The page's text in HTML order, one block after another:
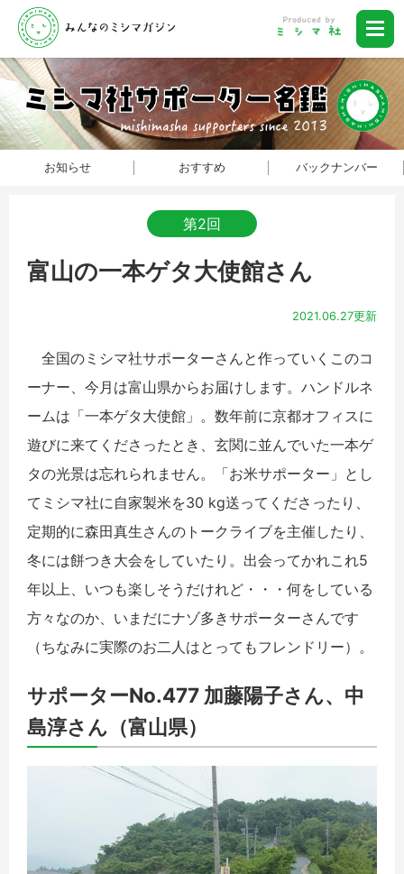
お知らせ おすすめ バックナンバー
第2回
富山の一本ゲタ大使館さん
2021.06.27更新
全国のミシマ社サポーターさんと作っていくこのコ
ーナー、今月は富山県からお届けします。ハンドルネ
ームは「一本ゲタ大使館」。数年前に京都オフィスに
遊びに来てくださったとき、玄関に並んでいた一本ゲ
タの光景は忘れられません。「お米サポーター」とし
てミシマ社に自家製米を30 kg送ってくださったり、
定期的に森田真生さんのトークライブを主催したり、
冬には餅つき大会をしていたり。出会ってかれこれ5
年以上、いつも楽しそうだけれど・・・何をしている
方々なのか、いまだにナゾ多きサポーターさんです
（ちなみに実際のお二人はとってもフレンドリー）。
サポーターNo.477 加藤陽子さん、中
島淳さん（富山県）